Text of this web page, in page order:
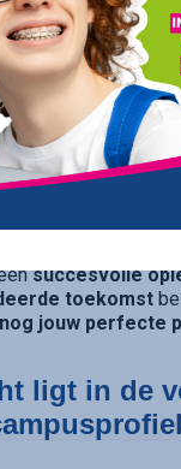
van verder
of universiteit
/ ASO)
carrière ambieert
/ BSO ), bij
maat. Ook voor
bieden
(TSO)
succesvolle
toekomst
jouw perfecte
ligt in de